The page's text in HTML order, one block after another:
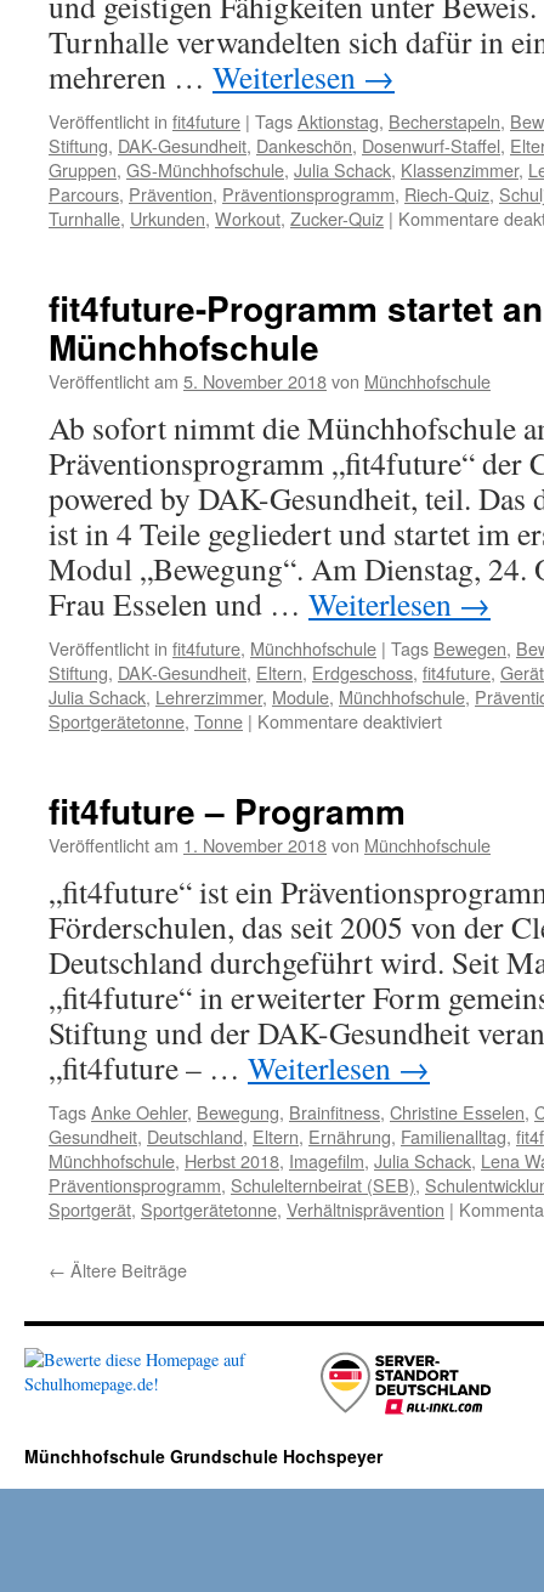
Turnhalle verwandelten sich dafür in
mehreren … Weiterlesen →
Veröffentlicht in fit4future | TagsAktionstag, Becherstapeln,
Stiftung, DAK-Gesundheit, Dankeschön, Dosenwurf-Staffel,
Gruppen, GS-Münchhofschule, Julia Schack, Klassenzimmer,
Parcours, Prävention, Präventionsprogramm, Riech-Quiz,
Turnhalle, Urkunden, Workout, Zucker-Quiz | Kommentare
fit4future-Programm startet
Münchhofschule
Veröffentlicht am 5. November 2018von Münchhofschule
Ab sofort nimmt die Münchhofschule
Präventionsprogramm „fit4future“ der
powered by DAK-Gesundheit, teil. Das
ist in 4 Teile gegliedert und startet im
Modul „Bewegung“. Am Dienstag, 24.
Frau Esselen und … Weiterlesen →
Veröffentlicht in fit4future, Münchhofschule | Tags Bewegen,
Stiftung, DAK-Gesundheit, Eltern, Erdgeschoss, fit4future,
Julia Schack, Lehrerzimmer, Module, Münchhofschule,
Sportgerätetonne, Tonne | Kommentare deaktiviertfür
der
fit4future – Programm
Veröffentlicht am 1. November 2018von Münchhofschule
„fit4future“ ist ein
Förderschulen, das seit 2005 von der
Deutschland durchgeführt wird. Seit
„fit4future“ in erweiterter Form
Stiftung und der DAK-Gesundheit
„fit4future – … Weiterlesen →
TagsAnke Oehler, Bewegung, Brainfitness, Christine Esselen,
Gesundheit, Deutschland, Eltern, Ernährung, Familienalltag,
Münchhofschule, Herbst 2018, Imagefilm, Julia Schack, Lena
Präventionsprogramm, Schulelternbeirat (SEB),
Sportgerät, Sportgerätetonne, Verhältnisprävention |
← Ältere Beiträge
Münchhofschule Grundschule Hochspeyer